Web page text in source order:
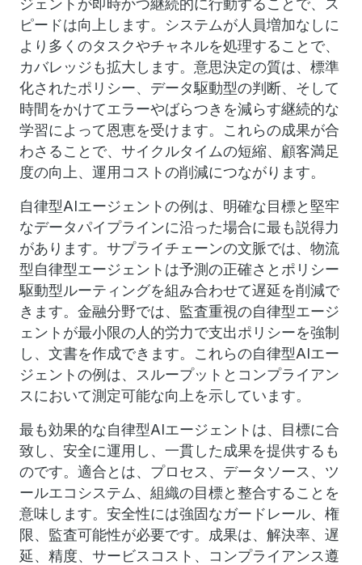
ジェントが即時かつ継続的に行動することで、ス
ピードは向上します。システムが人員増加なしに
より多くのタスクやチャネルを処理することで、
カバレッジも拡大します。意思決定の質は、標準
化されたポリシー、データ駆動型の判断、そして
時間をかけてエラーやばらつきを減らす継続的な
学習によって恩恵を受けます。これらの成果が合
わさることで、サイクルタイムの短縮、顧客満足
度の向上、運用コストの削減につながります。
自律型AIエージェントの例は、明確な目標と堅牢
なデータパイプラインに沿った場合に最も説得力
があります。サプライチェーンの文脈では、物流
型自律型エージェントは予測の正確さとポリシー
駆動型ルーティングを組み合わせて遅延を削減で
きます。金融分野では、監査重視の自律型エージ
ェントが最小限の人的労力で支出ポリシーを強制
し、文書を作成できます。これらの自律型AIエー
ジェントの例は、スループットとコンプライアン
スにおいて測定可能な向上を示しています。
最も効果的な自律型AIエージェントは、目標に合
致し、安全に運用し、一貫した成果を提供するも
のです。適合とは、プロセス、データソース、ツ
ールエコシステム、組織の目標と整合することを
意味します。安全性には強固なガードレール、権
限、監査可能性が必要です。成果は、解決率、遅
延、精度、サービスコスト、コンプライアンス遵